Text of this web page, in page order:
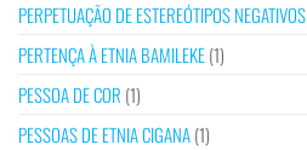
PERPETUAÇÃO DE ESTEREÓTIPOS NEGATIVOS
PERTENÇA À ETNIA BAMILEKE(1)
PESSOA DE COR (1)
PESSOAS DE ETNIA CIGANA(1)